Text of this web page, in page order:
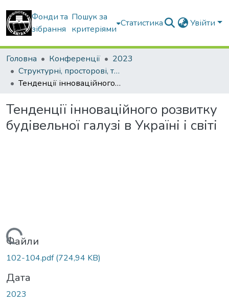
Фонди та
зібрання
Пошук за
критеріями
Статистика Увійти
Головна Конференції
2023
Структурні, просторові, технічні та організаційноекономічні чинники інноваційного розвитку будівельної галузі України в сучасних умовах
Тенденції інноваційного розвитку будівельної галузі в Україні і світі
Тенденції інноваційного розвитку
будівельної галузі в Україні і світі
Вантажиться...
Файли
102-104.pdf(724,94 KB)
Дата
2023